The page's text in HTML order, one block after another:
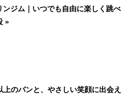
ジム｜いつでも自由に楽しく跳べ
»
上のパンと、やさしい笑顔に出会え